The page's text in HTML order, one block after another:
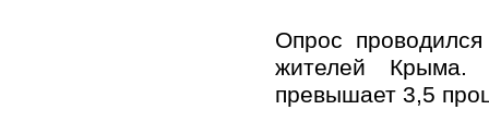
Опрос
жителей Крыма.
превышает 3,5